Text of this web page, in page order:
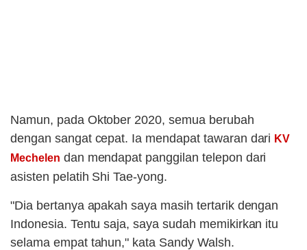
Namun, pada Oktober 2020, semua berubah
dengan sangat cepat. Ia mendapat tawaran dari KV
Mechelen dan mendapat panggilan telepon dari
asisten pelatih Shi Tae-yong.
"Dia bertanya apakah saya masih tertarik dengan
Indonesia. Tentu saja, saya sudah memikirkan itu
selama empat tahun," kata Sandy Walsh.